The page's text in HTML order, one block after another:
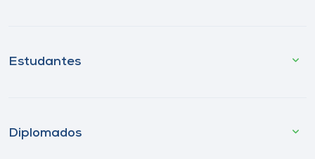
Estudantes
Diplomados